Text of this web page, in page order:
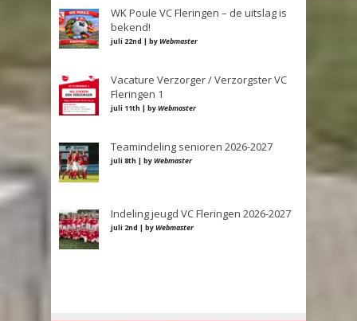
WK Poule VC Fleringen – de uitslag is
bekend!
juli 22nd | byWebmaster
Vacature Verzorger / Verzorgster VC
Fleringen 1
juli 11th | byWebmaster
Teamindeling senioren 2026-2027
juli 8th | byWebmaster
Indeling jeugd VC Fleringen 2026-2027
juli 2nd | byWebmaster